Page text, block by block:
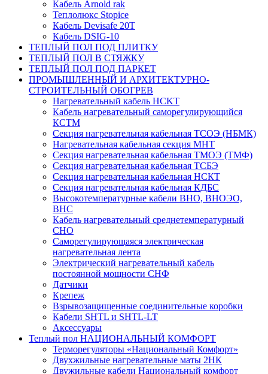
Кабель Arnold rak
Теплолюкс Stopice
Кабель Devisafe 20T
Кабель DSIG-10
ТЕПЛЫЙ ПОЛ ПОД ПЛИТКУ
ТЕПЛЫЙ ПОЛ В СТЯЖКУ
ТЕПЛЫЙ ПОЛ ПОД ПАРКЕТ
ПРОМЫШЛЕННЫЙ И АРХИТЕКТУРНО-
СТРОИТЕЛЬНЫЙ ОБОГРЕВ
Нагревательный кабель НCKТ
Кабель нагревательный саморегулирующийся
КСТМ
Секция нагревательная кабельная ТСОЭ (НБМК)
Нагревательная кабельная секция МНТ
Секция нагревательная кабельная ТМОЭ (ТМФ)
Секция нагревательная кабельная ТСБЭ
Секция нагревательная кабельная НСКТ
Секция нагревательная кабельная КДБС
Высокотемпературные кабели ВНО, ВНОЭО,
ВНС
Кабель нагревательный среднетемпературный
СНО
Саморегулирующаяся электрическая
нагревательная лента
Электрический нагревательный кабель
постоянной мощности СНФ
Датчики
Крепеж
Взрывозащищенные соединительные коробки
Кабели SHTL и SHTL-LT
Аксессуары
Теплый пол НАЦИОНАЛЬНЫЙ КОМФОРТ
Терморегуляторы «Национальный Комфорт»
Двухжильные нагревательные маты 2НК
Двужильные кабели Национальный комфорт